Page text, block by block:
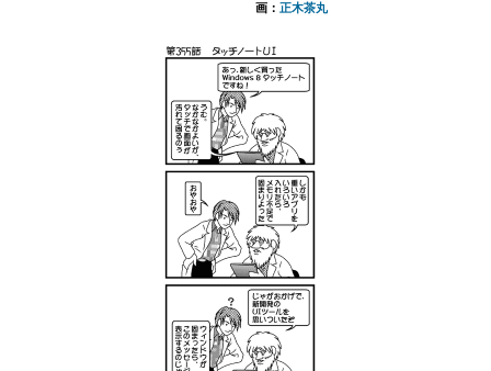
画： 正木茶丸